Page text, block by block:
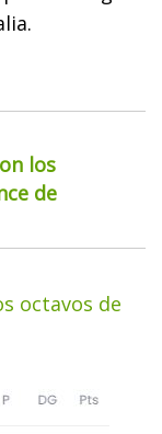
los
de
octavos de